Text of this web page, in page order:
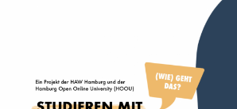
STUDIEREN MIT
ERKRANKUNG UND
GEHT DAS?
Ein Projekt der HAW Hamburg und der